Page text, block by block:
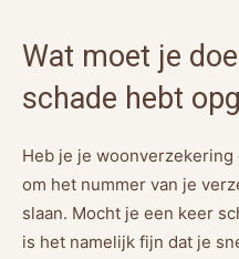
Wat moet je
schade hebt
Heb je je
om het nummer van je
slaan. Mocht je een keer
is het namelijk fijn dat je